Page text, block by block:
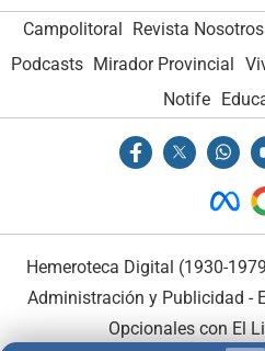
Campolitoral Revista Nosotros
Podcasts Mirador Provincial
Notife
Hemeroteca Digital (1930-
Administración y Publicidad -
Opcionales con El